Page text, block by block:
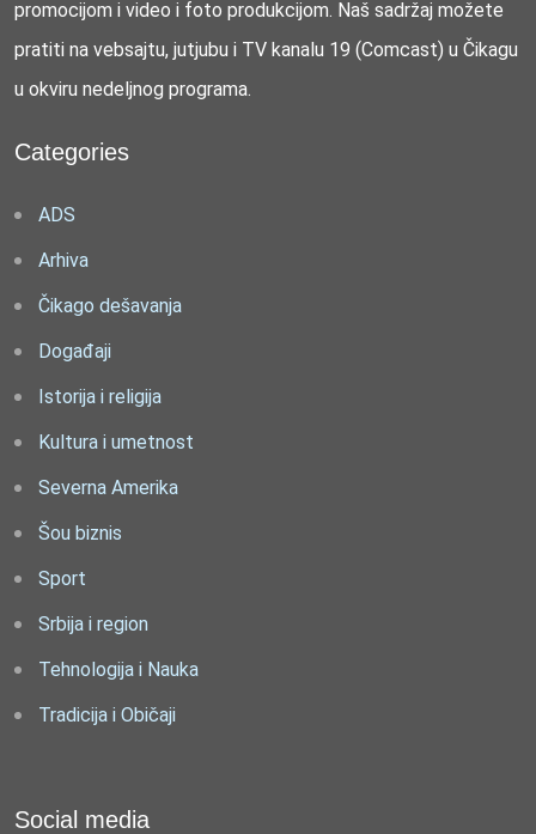
promocijom i video i foto produkcijom. Naš sadržaj možete
pratiti na vebsajtu, jutjubu i TV kanalu 19 (Comcast) u Čikagu
u okviru nedeljnog programa.
Categories
ADS
Arhiva
Čikago dešavanja
Događaji
Istorija i religija
Kultura i umetnost
Severna Amerika
Šou biznis
Sport
Srbija i region
Tehnologija i Nauka
Tradicija i Običaji
Social media